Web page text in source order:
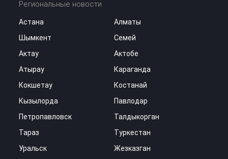
Региональные новости
Астана
Алматы
Шымкент
Семей
Актау
Актобе
Атырау
Караганда
Кокшетау
Костанай
Кызылорда
Павлодар
Петропавловск
Талдыкорган
Тараз
Туркестан
Уральск
Жезказган